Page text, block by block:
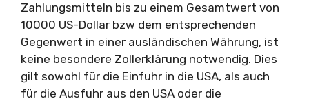
Zahlungsmitteln bis zu einem Gesamtwert von
10000 US-Dollar bzw dem entsprechenden
Gegenwert in einer ausländischen Währung, ist
keine besondere Zollerklärung notwendig. Dies
gilt sowohl für die Einfuhr in die USA, als auch
für die Ausfuhr aus den USA oder die